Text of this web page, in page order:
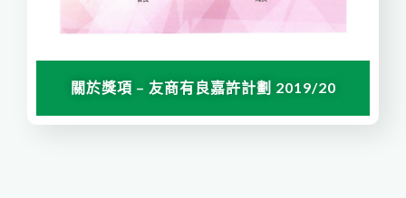
關於獎項 – 友商有良嘉許計劃 2019/20